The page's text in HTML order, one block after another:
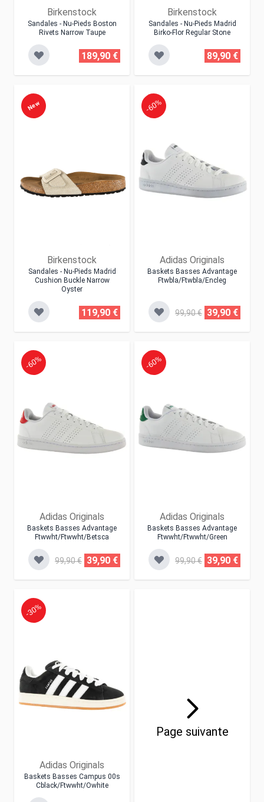
Birkenstock
Sandales - Nu-Pieds Boston
Rivets Narrow Taupe
189,90 €
Birkenstock
Sandales - Nu-Pieds Madrid
Birko-Flor Regular Stone
89,90 €
Birkenstock
Sandales - Nu-Pieds Madrid
Cushion Buckle Narrow
Oyster
New
119,90 €
Adidas Originals
Baskets Basses Advantage
Ftwbla/ftwbla/encleg
-60%
99,90 € 39,90 €
Adidas Originals
Baskets Basses Advantage
Ftwwht/ftwwht/betsca
-60%
99,90 € 39,90 €
Adidas Originals
Baskets Basses Advantage
Ftwwht/ftwwht/green
-60%
99,90 € 39,90 €
Adidas Originals
Baskets Basses Campus 00s
Cblack/ftwwht/owhite
-30%
Page suivante